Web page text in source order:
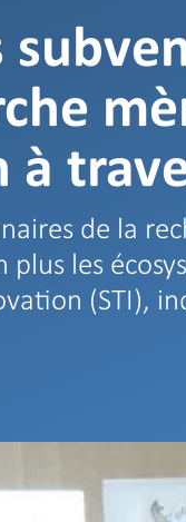
à
de la
les
(STI),